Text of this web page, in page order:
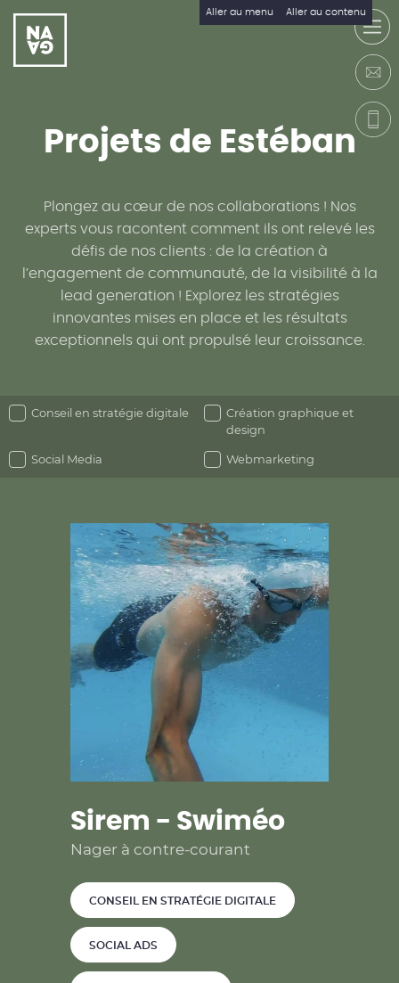
Aller au menu Aller au contenu
Projets d e Esté ban
Plongez au cœur de nos collaborations ! Nos
experts vous racontent comment ils ont relevé les
défis de nos clients : de la création à
l’engagement de communauté, de la visibilité à la
lead generation ! Explorez les stratégies
innovantes mises en place et les résultats
exceptionnels qui ont propulsé leur croissance.
Conseil en stratégie digitale
Création graphique et
design
Social Media Webmarketing
Sirem - Swiméo
Nager à contre-courant
CONSEIL EN STRATÉGIE DIGITALE
SOCIAL ADS